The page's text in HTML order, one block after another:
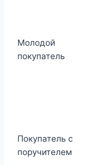
Молодой
покупатель
Покупатель с
поручителем